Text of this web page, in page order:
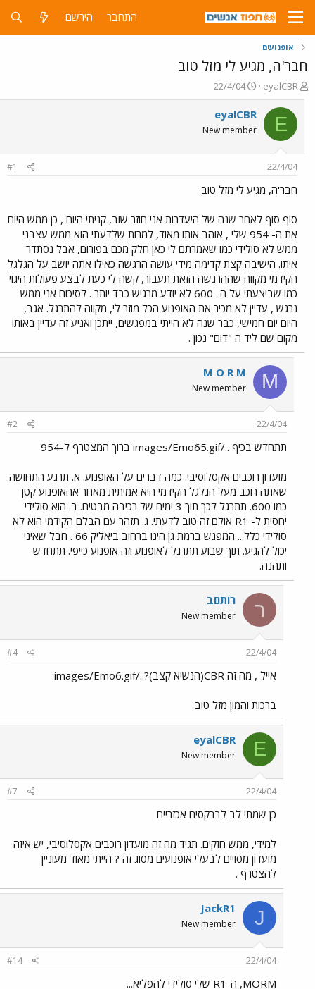
התחבר הירשם
אופנועים
חבר'ה, מגיע לי מזל טוב
פ
ו
ת
ח
ה
ש
א
eyalCBR
פ
ו
ר
ס
ם
ר
22/4/04
E
eyalCBR
New member
22/4/04
#1
חבר'ה, מגיע לי מזל טוב
סוף סוף לאחר שנה של היעדרות אני חוזר שוב, קניתי היום , כן ממש היום
את ה- 954 שלי , אוהב אותו מאוד, למרות שלדעתי הוא ממש עצבני
ממש לא סולידי כמו שאמרתם לי כאן חלק מכם בפורום, אבל נסתדר
איתו. הישיבה קצת קדימה מידי עושה הרגשה כאילו אתה יושב על הגלגל
הקידמי מקווה שההרגשה הזאת תעבור, קשה לי כעת לבצע פעולות היגוי
כמו שביצעתי על ה- 600 לא יודע מרגיש כבד יותר . לסיכום אני ממש
נרגש , עדיין לא מכיר את האופנוע הכל מוזר לי, מקווה להתרגל. אגב,
היום יום חמישי, כבר שנה לא הייתי במפגשים, ייתכן ואגיע זה עדיין באותו
מקום שם ליד ה "דום" נכון .
M
M O R M
New member
22/4/04
#2
תתחדש בכיף ../images/Emo65.gif ברוך המצטרף ל-954
מועדון רוכבים אקסלוסיבי. כמה דברים על האופנוע. א. תרגע התחושה
שאתה רוכב מעל הגלגל הקידמי היא אמיתית מאחר אהאופנוע קטן
כמו 600. תתרגל לכך תוך 3 ימים של רכיבה מבטיח. ב. הוא סולידי
יחסית ל- R1 אולם זה טוב לדעתי. ג. תזהר עם הבלם הקידמי הוא לא
סולידי כלל... המפגש ברמת גן הינו ברחוב ביאליק 66 . חבל שאיני
יכול להגיע. תוך שבוע תתרגל לאופנוע וזה אופנוע כייפי. תתחדש
ותהנה.
ר רותםב
New member
22/4/04
#4
אייל , מה זה CBR(הנשיא קצב)?../images/Emo6.gif
ברכות והמון מזל טוב
E
eyalCBR
New member
22/4/04
#7
כן שמתי לב לברקסים אכזריים
למידי, ממש חזקים. תגיד מה זה מועדון רוכבים אקסלוסיבי, יש איזה
מועדון מסויים לבעלי אופנועים מסוג זה ? הייתי מאוד מעוניין
להצטרף .
J
JackR1
New member
22/4/04
#14
MORM, ה-R1 שלי סולידי להפליא...